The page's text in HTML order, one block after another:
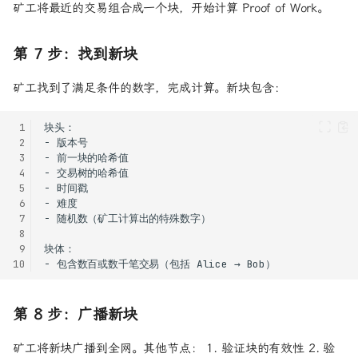
矿工将最近的交易组合成一个块，开始计算 Proof of Work。
第 7 步：找到新块
矿工找到了满足条件的数字，完成计算。新块包含：
1
2
3
4
5
6
7
8
9
10
- 版本号
- 时间戳
- 难度
第 8 步：广播新块
矿工将新块广播到全网。其他节点： 1. 验证块的有效性 2. 验